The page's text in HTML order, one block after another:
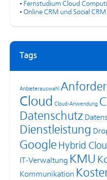
• Fernstudium Cloud
• Online CRM und Social
Tags
Anbieterauswahl
Cloud Cloud-Anwendung
Datenschutz
Dienstleistung
Google Hybrid
IT-Verwaltung KMU
Kommunikation